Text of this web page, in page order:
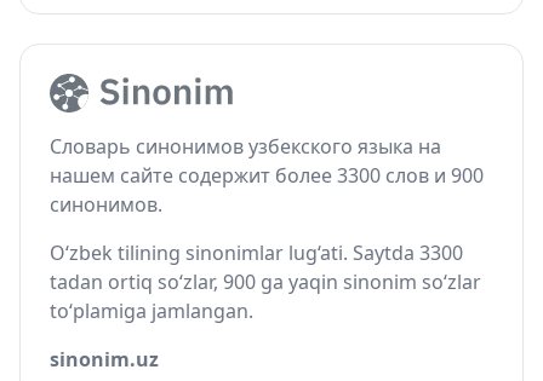
Словарь синонимов узбекского языка на
нашем сайте содержит более 3300 слов и 900
синонимов.
O‘zbek tilining sinonimlar lug‘ati. Saytda 3300
tadan ortiq so‘zlar, 900 ga yaqin sinonim so‘zlar
to‘plamiga jamlangan.
sinonim.uz